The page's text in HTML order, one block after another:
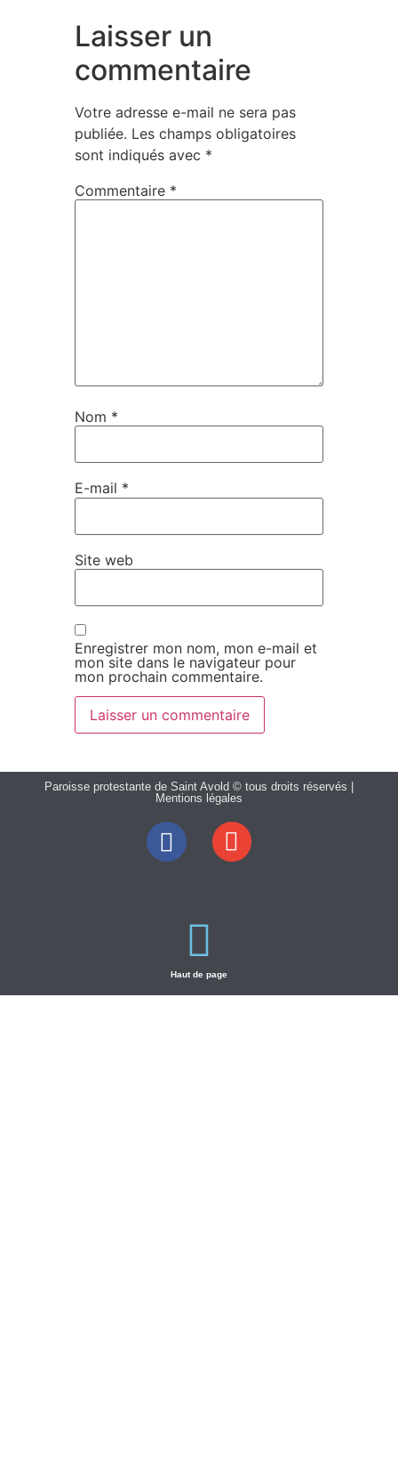
Laisser un
commentaire
Votre adresse e-mail ne sera pas
publiée. Les champs obligatoires
sont indiqués avec *
Commentaire *
Nom *
E-mail *
Site web
Enregistrer mon nom, mon e-mail et
mon site dans le navigateur pour
mon prochain commentaire.
Paroisse protestante de Saint Avold © tous droits réservés |
Mentions légales
Haut de page